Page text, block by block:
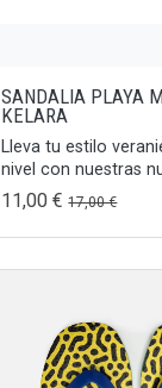
SANDALIA PLAYA
KELARA
Lleva tu estilo
nivel con nuestras
11,00 €17,00 €